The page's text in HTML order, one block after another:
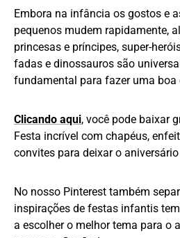
Embora na infância os gostos e
pequenos mudem rapidamente,
princesas e príncipes, super-
fadas e dinossauros são
fundamental para fazer uma boa
Clicando aqui, você pode baixar
Festa incrível com chapéus,
convites para deixar o
No nosso Pinterest também
inspirações de festas infantis
a escolher o melhor tema para o